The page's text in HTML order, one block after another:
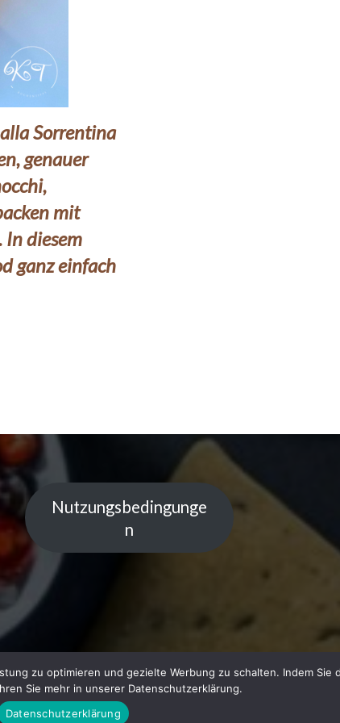
Sorrentina
genauer
mit
In diesem
ganz einfach
Nutzungsbedingunge
n
zu optimieren und gezielte Werbung zu schalten. Indem Sie
Sie mehr in unserer Datenschutzerklärung.
Datenschutzerklärung